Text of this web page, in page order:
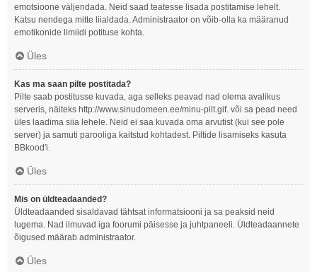
emotsioone väljendada. Neid saad teatesse lisada postitamise lehelt.
Katsu nendega mitte liialdada. Administraator on võib-olla ka määranud
emotikonide limiidi potituse kohta.
Üles
Kas ma saan pilte postitada?
Pilte saab postitusse kuvada, aga selleks peavad nad olema avalikus
serveris, näiteks http://www.sinudomeen.ee/minu-pilt.gif. või sa pead need
üles laadima siia lehele. Neid ei saa kuvada oma arvutist (kui see pole
server) ja samuti parooliga kaitstud kohtadest. Piltide lisamiseks kasuta
BBkood'i.
Üles
Mis on üldteadaanded?
Üldteadaanded sisaldavad tähtsat informatsiooni ja sa peaksid neid
lugema. Nad ilmuvad iga foorumi päisesse ja juhtpaneeli. Üldteadaannete
õigused määrab administraator.
Üles